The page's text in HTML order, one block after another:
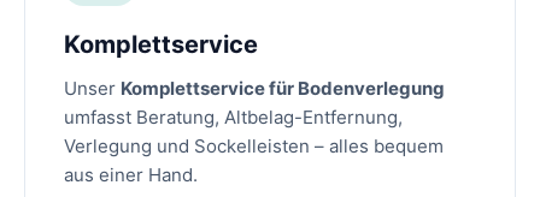
Komplettservice
Unser Komplettservice für Bodenverlegung
umfasst Beratung, Altbelag-Entfernung,
Verlegung und Sockelleisten – alles bequem
aus einer Hand.